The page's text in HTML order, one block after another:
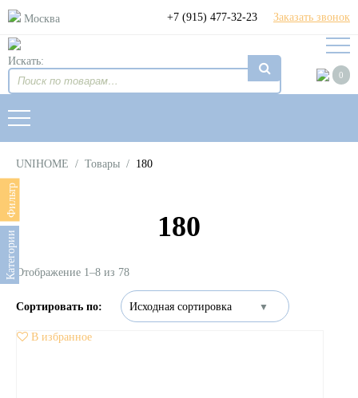
Москва +7 (915) 477-32-23 Заказать звонок
Искать:
0
UNIHOME / Товары / 180
Фильтр
Категории
180
Отображение 1–8 из 78
В избранное